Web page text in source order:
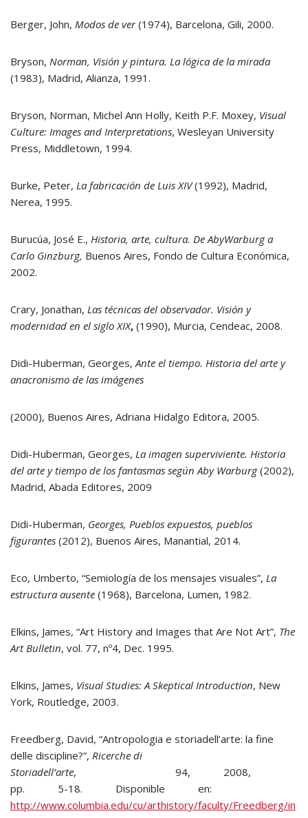
Berger, John, Modos de ver(1974), Barcelona, Gili, 2000.
Bryson, Norman, Visión y pintura. La lógica de la mirada
(1983), Madrid, Alianza, 1991.
Bryson, Norman, Michel Ann Holly, Keith P.F. Moxey, Visual
Culture: Images and Interpretations, Wesleyan University
Press, Middletown, 1994.
Burke, Peter, La fabricación de Luis XIV(1992), Madrid,
Nerea, 1995.
Burucúa, José E., Historia, arte, cultura. De AbyWarburg a
Carlo Ginzburg, Buenos Aires, Fondo de Cultura Económica,
2002.
Crary, Jonathan, Las técnicas del observador. Visión y
modernidad en el siglo XIX, (1990), Murcia, Cendeac, 2008.
Didi-Huberman, Georges,Ante el tiempo. Historia del arte y
anacronismo de las imágenes
(2000), Buenos Aires, Adriana Hidalgo Editora, 2005.
Didi-Huberman, Georges, La imagen superviviente. Historia
del arte y tiempo de los fantasmas según Aby Warburg(2002),
Madrid, Abada Editores, 2009
Didi-Huberman, Georges, Pueblos expuestos, pueblos
figurantes (2012), Buenos Aires, Manantial, 2014.
Eco, Umberto, “Semiología de los mensajes visuales”, La
estructura ausente (1968), Barcelona, Lumen, 1982.
Elkins, James, “Art History and Images that Are Not Art”, The
Art Bulletin, vol. 77, nº4, Dec. 1995.
Elkins, James, Visual Studies: A Skeptical Introduction, New
York, Routledge, 2003.
Freedberg, David, “Antropologia e storiadell’arte: la fine
delle discipline?”, Ricerche di
Storiadell’arte, 94, 2008,
pp. 5-18. Disponible en:
http://www.columbia.edu/cu/arthistory/faculty/Freedberg/in